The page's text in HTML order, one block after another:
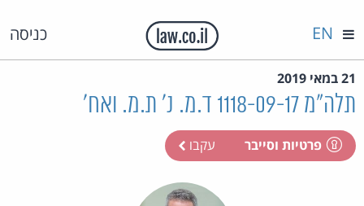
כניסה EN
21 במאי 2019
תלה"מ 1118-09-17 ד.מ. נ' ת.מ. ואח'
פרטיות וסייבר עקבו